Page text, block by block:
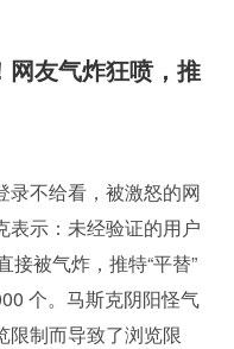
网友气炸狂喷，推
录不给看，被激怒的网
表示：未经验证的用户
接被气炸，推特“平替”
个。马斯克阴阳怪气
限制而导致了浏览限